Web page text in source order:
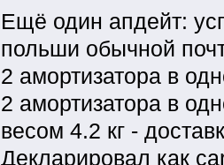
Ещё один апдейт:
польши обычной
2 амортизатора в
2 амортизатора в
весом 4.2 кг -
Декларировал как